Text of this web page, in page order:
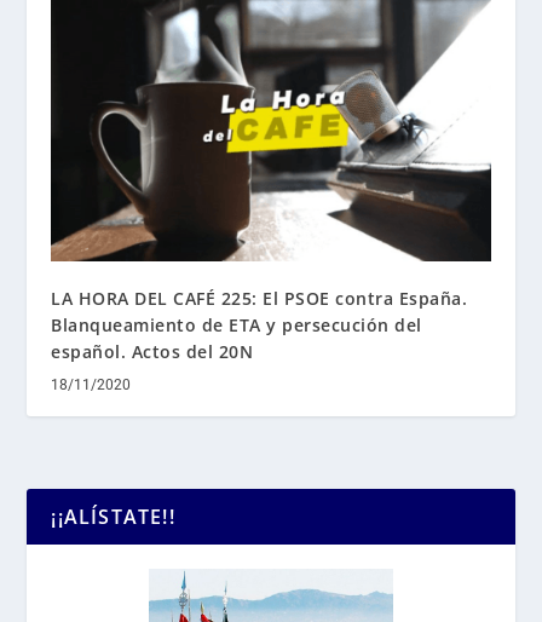
LA HORA DEL CAFÉ 225: El PSOE contra España.
Blanqueamiento de ETA y persecución del
español. Actos del 20N
18/11/2020
¡¡ALÍSTATE!!